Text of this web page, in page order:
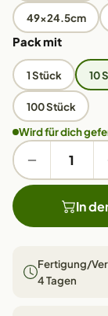
49x24.5cm
Pack mit
1 Stück 10
100 Stück
Wird für dich
In
Fertigung/
4 Tagen